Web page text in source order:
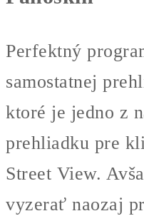
Perfektný
samostatnej
ktoré je jedno z
prehliadku pre
Street View.
vyzerať naozaj